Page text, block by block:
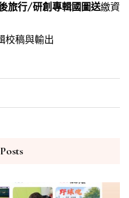
旅行/研創專輯國圖送繳資
校稿與輸出